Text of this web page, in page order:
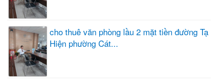
cho thuê văn phòng lầu 2 mặt tiền đường Tạ
Hiện phường Cát...